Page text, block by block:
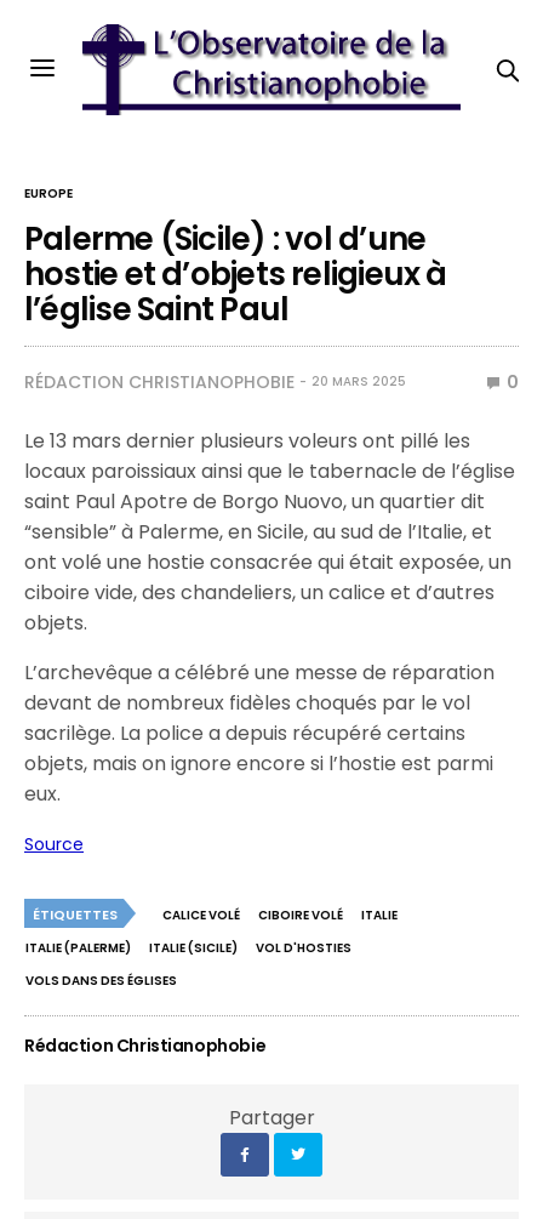
EUROPE
Palerme (Sicile) : vol d’une
hostie et d’objets religieux à
l’église Saint Paul
RÉDACTION CHRISTIANOPHOBIE 20 MARS 2025 0
Le 13 mars dernier plusieurs voleurs ont pillé les
locaux paroissiaux ainsi que le tabernacle de l’église
saint Paul Apotre de Borgo Nuovo, un quartier dit
“sensible” à Palerme, en Sicile, au sud de l’Italie, et
ont volé une hostie consacrée qui était exposée, un
ciboire vide, des chandeliers, un calice et d’autres
objets.
L’archevêque a célébré une messe de réparation
devant de nombreux fidèles choqués par le vol
sacrilège. La police a depuis récupéré certains
objets, mais on ignore encore si l’hostie est parmi
eux.
Source
ÉTIQUETTES CALICE VOLÉ CIBOIRE VOLÉ
ITALIE
ITALIE (PALERME)
ITALIE (SICILE)
VOL D'HOSTIES
VOLS DANS DES ÉGLISES
Rédaction Christianophobie
Partager